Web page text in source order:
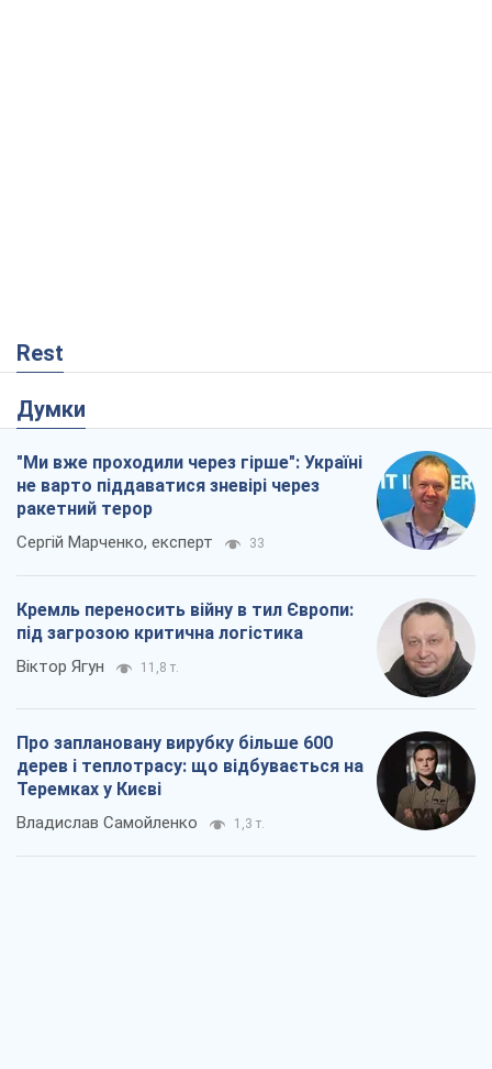
Rest
Думки
"Ми вже проходили через гірше": Україні
не варто піддаватися зневірі через
ракетний терор
Сергій Марченко, експерт 33
Кремль переносить війну в тил Європи:
під загрозою критична логістика
Віктор Ягун 11,8 т.
Про заплановану вирубку більше 600
дерев і теплотрасу: що відбувається на
Теремках у Києві
Владислав Самойленко 1,3 т.